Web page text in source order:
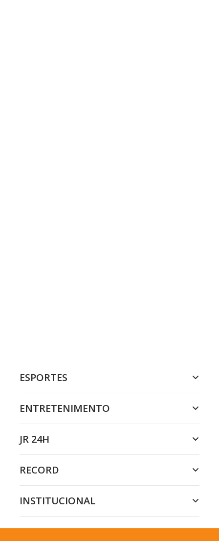
ESPORTES
ENTRETENIMENTO
JR 24H
RECORD
INSTITUCIONAL